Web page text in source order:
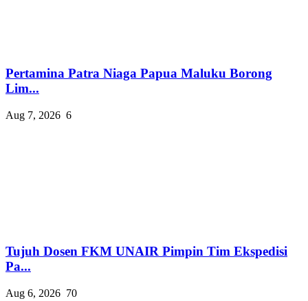
Pertamina Patra Niaga Papua Maluku Borong
Lim...
Aug 7, 2026 6
Tujuh Dosen FKM UNAIR Pimpin Tim Ekspedisi
Pa...
Aug 6, 2026 70